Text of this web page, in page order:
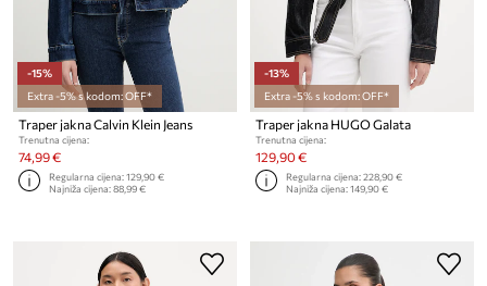
-15%
Extra -5% s kodom: OFF*
Traper jakna Calvin Klein Jeans
Trenutna cijena:
74,99 €
Regularna cijena:129,90 €
Najniža cijena:88,99 €
-13%
Extra -5% s kodom: OFF*
Traper jakna HUGO Galata
Trenutna cijena:
129,90 €
Regularna cijena:228,90 €
Najniža cijena:149,90 €